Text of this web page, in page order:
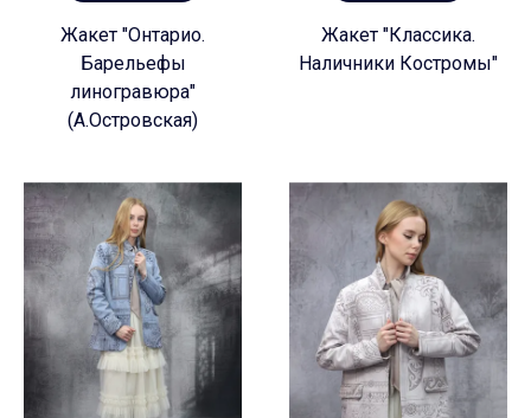
Жакет "Онтарио.
Барельефы
линогравюра"
(А.Островская)
Жакет "Классика.
Наличники Костромы"